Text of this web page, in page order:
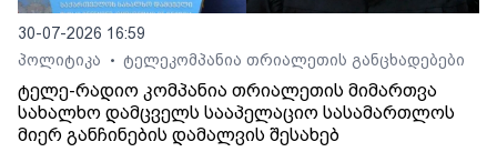
30-07-2026 16:59
პოლიტიკა
• ტელეკომპანია თრიალეთის განცხადებები
ტელე-რადიო კომპანია თრიალეთის მიმართვა
სახალხო დამცველს სააპელაციო სასამართლოს
მიერ განჩინების დამალვის შესახებ